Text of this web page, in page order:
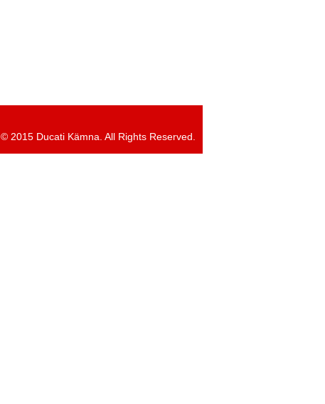
© 2015 Ducati Kämna. All Rights Reserved.